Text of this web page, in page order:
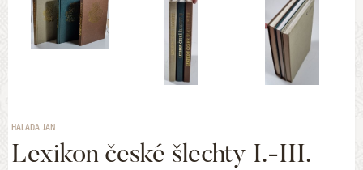
HALADA JAN
Lexikon české šlechty I.-III.